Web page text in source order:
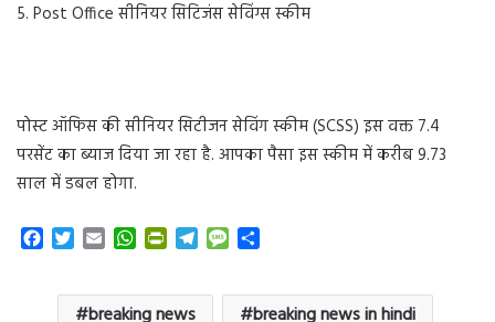
5. Post Office सीनियर सिटिजंस सेविंग्स स्कीम
पोस्ट ऑफिस की सीनियर सिटीजन सेविंग स्कीम (SCSS) इस वक्त 7.4
परसेंट का ब्याज दिया जा रहा है. आपका पैसा इस स्कीम में करीब 9.73
साल में डबल होगा.
T
t i
W
t
P
n
T
e
M
s r
breaking news
breaking news in hindi